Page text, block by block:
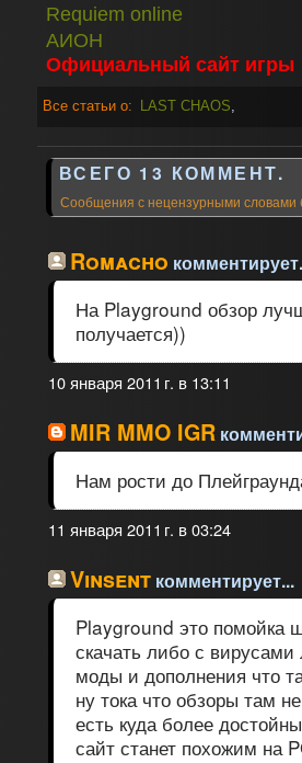
Requiem online
АИОН
Официальный сайт
Все статьи о: LAST CHAOS
ВСЕГО 13 КОММЕНТ.
Сообщения с нецензурными словами
Romacho
На Playground обзор
получается))
10 января 2011 г. в 13:11
MIR MMO IGR
Нам рости до
11 января 2011 г. в 03:24
Vinsent комментирует...
Playground это помойка
скачать либо с
моды и дополнения что
ну тока что обзоры там
есть куда более
сайт станет похожим на